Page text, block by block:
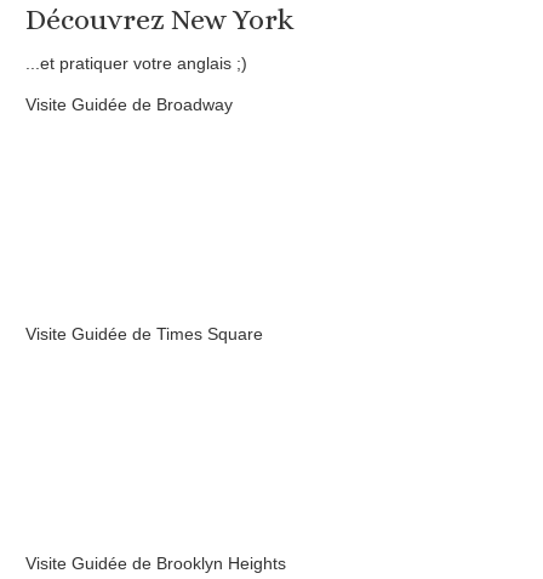
Découvrez New York
...et pratiquer votre anglais ;)
Visite Guidée de Broadway
Visite Guidée de Times Square
Visite Guidée de Brooklyn Heights